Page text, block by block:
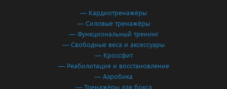
— Кардиотренажёры
— Силовые тренажёры
— Функциональный тренинг
— Свободные веса и аксессуары
— Кроссфит
— Реабилитация и восстановление
— Аэробика
— Тренажёры для бокса